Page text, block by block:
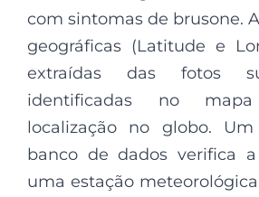
com sintomas de brusone.
geográficas (Latitude e
extraídas das fotos
identificadas no
localização no globo.
banco de dados verifica
uma estação